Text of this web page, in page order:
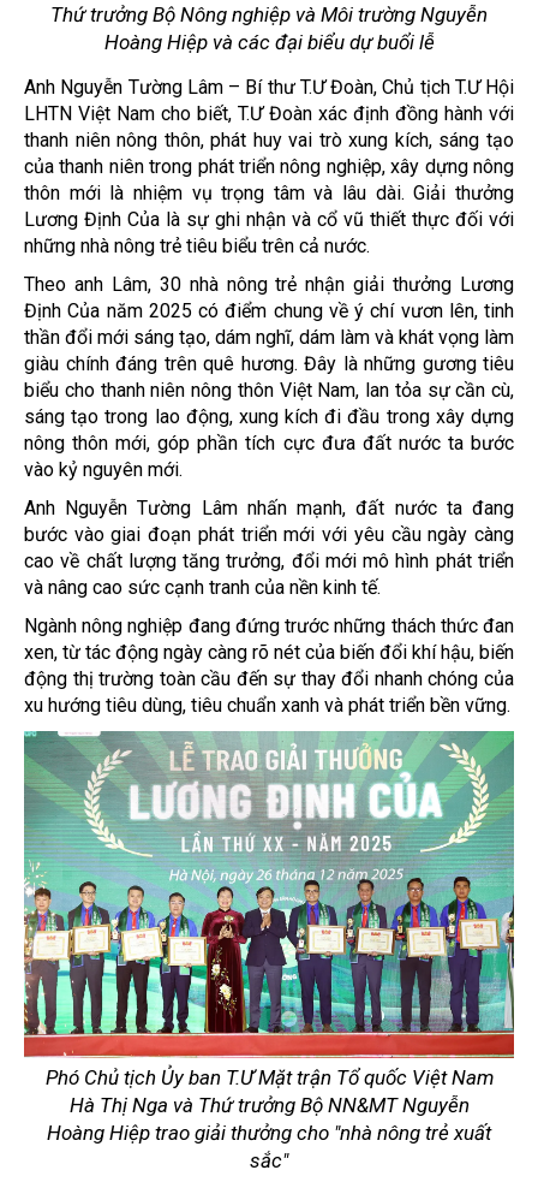
Thứ trưởng Bộ Nông nghiệp và Môi trường Nguyễn
Hoàng Hiệp và các đại biểu dự buổi lễ
Anh Nguyễn Tường Lâm – Bí thư T.Ư Đoàn, Chủ tịch T.Ư Hội
LHTN Việt Nam cho biết, T.Ư Đoàn xác định đồng hành với
thanh niên nông thôn, phát huy vai trò xung kích, sáng tạo
của thanh niên trong phát triển nông nghiệp, xây dựng nông
thôn mới là nhiệm vụ trọng tâm và lâu dài. Giải thưởng
Lương Định Của là sự ghi nhận và cổ vũ thiết thực đối với
những nhà nông trẻ tiêu biểu trên cả nước.
Theo anh Lâm, 30 nhà nông trẻ nhận giải thưởng Lương
Định Của năm 2025 có điểm chung về ý chí vươn lên, tinh
thần đổi mới sáng tạo, dám nghĩ, dám làm và khát vọng làm
giàu chính đáng trên quê hương. Đây là những gương tiêu
biểu cho thanh niên nông thôn Việt Nam, lan tỏa sự cần cù,
sáng tạo trong lao động, xung kích đi đầu trong xây dựng
nông thôn mới, góp phần tích cực đưa đất nước ta bước
vào kỷ nguyên mới.
Anh Nguyễn Tường Lâm nhấn mạnh, đất nước ta đang
bước vào giai đoạn phát triển mới với yêu cầu ngày càng
cao về chất lượng tăng trưởng, đổi mới mô hình phát triển
và nâng cao sức cạnh tranh của nền kinh tế.
Ngành nông nghiệp đang đứng trước những thách thức đan
xen, từ tác động ngày càng rõ nét của biến đổi khí hậu, biến
động thị trường toàn cầu đến sự thay đổi nhanh chóng của
xu hướng tiêu dùng, tiêu chuẩn xanh và phát triển bền vững.
Phó Chủ tịch Ủy ban T.Ư Mặt trận Tổ quốc Việt Nam
Hà Thị Nga và Thứ trưởng Bộ NN&MT Nguyễn
Hoàng Hiệp trao giải thưởng cho "nhà nông trẻ xuất
sắc"